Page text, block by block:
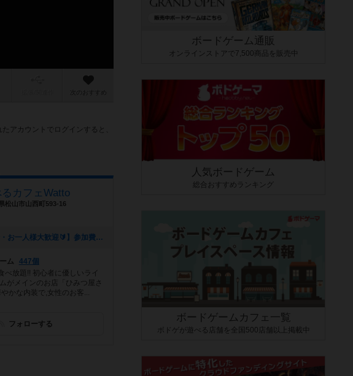
次のおすすめ
アカウントでログインすると、
るカフェWatto
松山市山西町593-16
[NEW] 【初心者・お一人様大歓迎🔰】参加費1000円☆マーダーミステリー会（2023年07月05日 15時39分）
ム
447個
べ放題!! 初心者に優しいライ
がメインのお店「ひみつ屋さ
かな内装で,女性のお客...
フォローする
ボードゲーム通販
オンラインストアで7,500商品を販売中
人気ボードゲーム
総合おすすめランキング
ボードゲームカフェ一覧
ボドゲが遊べる店舗を全国500店舗以上掲載中